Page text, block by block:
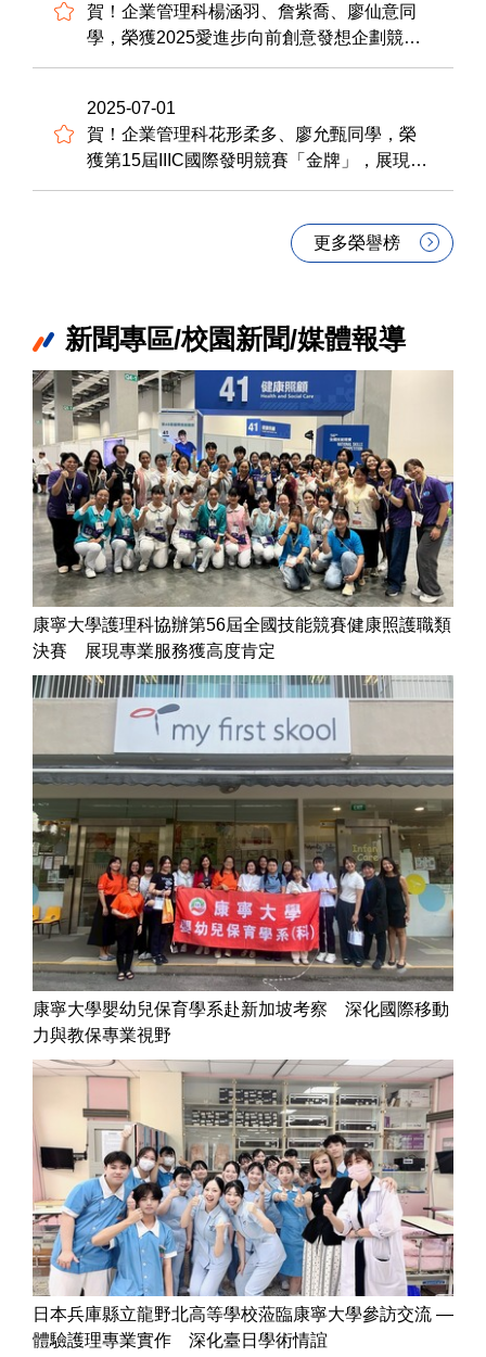
賀！企業管理科楊涵羽、詹紫喬、廖仙意同
學，榮獲2025愛進步向前創意發想企劃競賽-
行銷企劃案「第一名」，展現創意行銷企劃
2025-07-01
賀！企業管理科花形柔多、廖允甄同學，榮
獲第15屆IIIC國際發明競賽「金牌」，展現創
意商品企劃能力。感謝熊漢琳、連章宸老師
更多榮譽榜
新聞專區/校園新聞/媒體報導
康寧大學護理科協辦第56屆全國技能競賽健康照護職類
決賽 展現專業服務獲高度肯定
康寧大學嬰幼兒保育學系赴新加坡考察 深化國際移動
力與教保專業視野
日本兵庫縣立龍野北高等學校蒞臨康寧大學參訪交流 —
體驗護理專業實作 深化臺日學術情誼